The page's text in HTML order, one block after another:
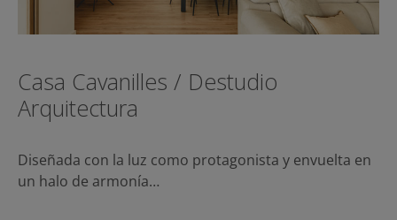
Casa Cavanilles / Destudio
Arquitectura
Diseñada con la luz como protagonista y envuelta en
un halo de armonía…